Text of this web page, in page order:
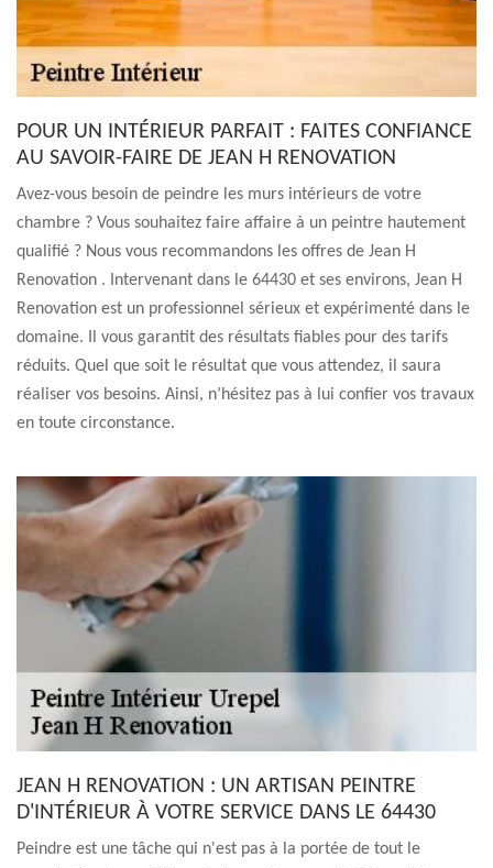
POUR UN INTÉRIEUR PARFAIT : FAITES CONFIANCE
AU SAVOIR-FAIRE DE JEAN H RENOVATION
Avez-vous besoin de peindre les murs intérieurs de votre
chambre ? Vous souhaitez faire affaire à un peintre hautement
qualifié ? Nous vous recommandons les offres de Jean H
Renovation . Intervenant dans le 64430 et ses environs, Jean H
Renovation est un professionnel sérieux et expérimenté dans le
domaine. Il vous garantit des résultats fiables pour des tarifs
réduits. Quel que soit le résultat que vous attendez, il saura
réaliser vos besoins. Ainsi, n’hésitez pas à lui confier vos travaux
en toute circonstance.
JEAN H RENOVATION : UN ARTISAN PEINTRE
D'INTÉRIEUR À VOTRE SERVICE DANS LE 64430
Peindre est une tâche qui n'est pas à la portée de tout le